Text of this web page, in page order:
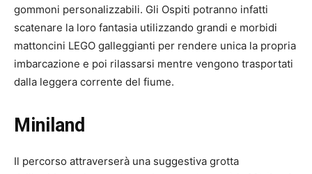
gommoni personalizzabili. Gli Ospiti potranno infatti
scatenare la loro fantasia utilizzando grandi e morbidi
mattoncini LEGO galleggianti per rendere unica la propria
imbarcazione e poi rilassarsi mentre vengono trasportati
dalla leggera corrente del fiume.
Miniland
Il percorso attraverserà una suggestiva grotta